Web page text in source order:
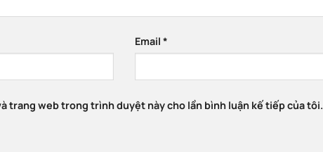
Email*
trang web trong trình duyệt này cho lần bình luận kế tiếp của tôi.